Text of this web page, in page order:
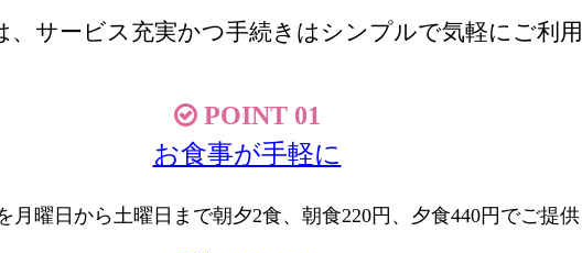
サービス充実かつ手続きはシンプルで気軽にご利
POINT 01
お食事が手軽に
月曜日から土曜日まで朝夕2食、朝食220円、夕食440円でご提供